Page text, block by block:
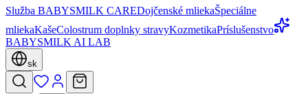
Služba BABYSMILK CAREDojčenské mliekaŠpeciálne
mliekaKašeColostrum doplnky stravyKozmetikaPríslušenstvo
BABYSMILK AI LAB
sk